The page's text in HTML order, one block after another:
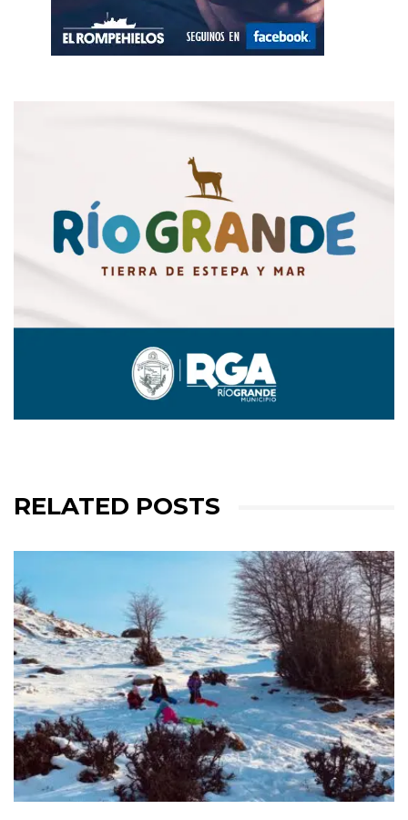
RELATED POSTS